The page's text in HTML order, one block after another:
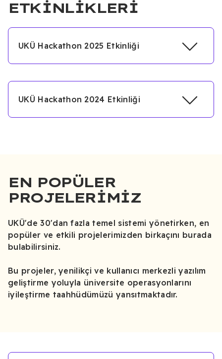
ETKINLIKLERI
UKÜ Hackathon 2025 Etkinliği
UKÜ Hackathon 2024 Etkinliği
EN POPÜLER
PROJELERIMIZ
UKÜ'de 30'dan fazla temel sistemi yönetirken, en
popüler ve etkili projelerimizden birkaçını burada
bulabilirsiniz.
Bu projeler, yenilikçi ve kullanıcı merkezli yazılım
geliştirme yoluyla üniversite operasyonlarını
iyileştirme taahhüdümüzü yansıtmaktadır.